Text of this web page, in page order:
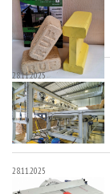
28.11.2025
28.11.2025